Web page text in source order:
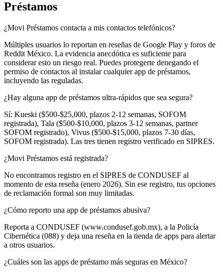
Préstamos
¿Movi Préstamos contacta a mis contactos telefónicos?
Múltiples usuarios lo reportan en reseñas de Google Play y foros de
Reddit México. La evidencia anecdótica es suficiente para
considerar esto un riesgo real. Puedes protegerte denegando el
permiso de contactos al instalar cualquier app de préstamos,
incluyendo las reguladas.
¿Hay alguna app de préstamos ultra-rápidos que sea segura?
Sí: Kueski ($500-$25,000, plazos 2-12 semanas, SOFOM
registrada), Tala ($500-$10,000, plazos 3-12 semanas, partner
SOFOM registrado), Vivus ($500-$15,000, plazos 7-30 días,
SOFOM registrada). Las tres tienen registro verificado en SIPRES.
¿Movi Préstamos está registrada?
No encontramos registro en el SIPRES de CONDUSEF al
momento de esta reseña (enero 2026). Sin ese registro, tus opciones
de reclamación formal son muy limitadas.
¿Cómo reporto una app de préstamos abusiva?
Reporta a CONDUSEF (www.condusef.gob.mx), a la Policía
Cibernética (088) y deja una reseña en la tienda de apps para alertar
a otros usuarios.
¿Cuáles son las apps de préstamo más seguras en México?